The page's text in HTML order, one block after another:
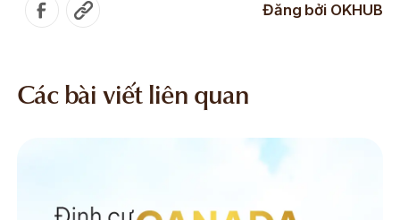
Đăng bởi OKHUB
Các bài viết liên quan